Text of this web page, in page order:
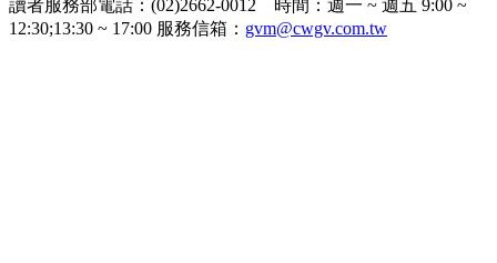
讀者服務部電話：(02)2662-0012 時間：週一 ~ 週五 9:00 ~
12:30;13:30 ~ 17:00 服務信箱： gvm@cwgv.com.tw